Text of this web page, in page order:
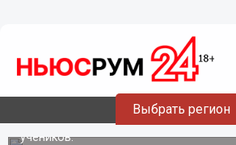
Выбрать регион
Благотворительный
«ВСЕ СВОИ» состоится в
На вечере будут представлены
Балашовой и авторские картины
учеников.